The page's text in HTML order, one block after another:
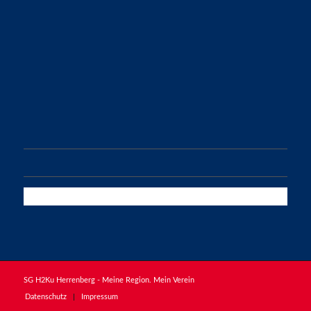
SG H2Ku Herrenberg - Meine Region. Mein Verein
Datenschutz Impressum